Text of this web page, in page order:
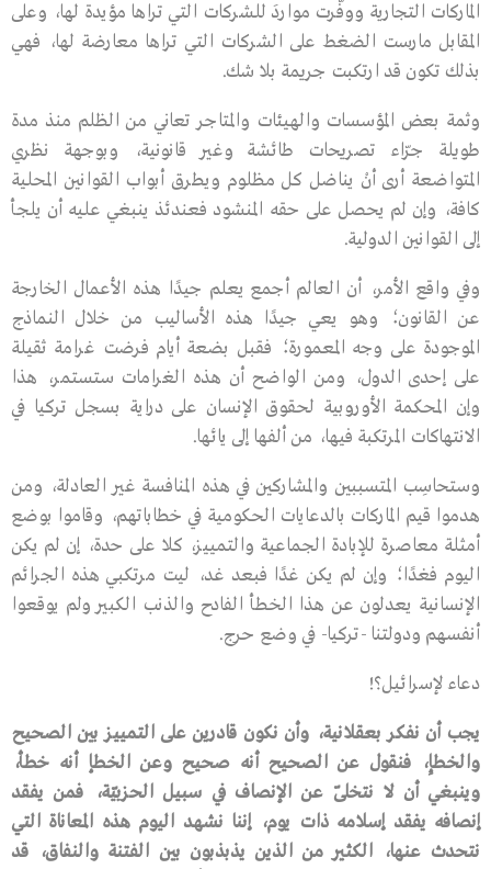
الماركات التجارية ووفَّرت مواردَ للشركات التي تراها مؤيدة لها، وعلى
المقابل مارست الضغط على الشركات التي تراها معارضة لها، فهي
بذلك تكون قد ارتكبت جريمة بلا شك.
وثمة بعض المؤسسات والهيئات والمتاجر تعاني من الظلم منذ مدة
طويلة جرّاء تصريحات طائشة وغير قانونية، وبوجهة نظري
المتواضعة أرى أنْ يناضل كل مظلوم ويطرق أبواب القوانين المحلية
كافة، وإن لم يحصل على حقه المنشود فعندئذ ينبغي عليه أن يلجأ
إلى القوانين الدولية.
وفي واقع الأمر، أن العالم أجمع يعلم جيدًا هذه الأعمال الخارجة
عن القانون؛ وهو يعي جيدًا هذه الأساليب من خلال النماذج
الموجودة على وجه المعمورة؛ فقبل بضعة أيام فرضت غرامة ثقيلة
على إحدى الدول، ومن الواضح أن هذه الغرامات ستستمر، هذا
وإن المحكمة الأوروبية لحقوق الإنسان على دراية بسجل تركيا في
الانتهاكات المرتكبة فيها، من ألفها إلى يائها.
وستحاسِب المتسببين والمشاركين في هذه المنافسة غير العادلة، ومن
هدموا قيم الماركات بالدعايات الحكومية في خطاباتهم، وقاموا بوضع
أمثلة معاصرة للإبادة الجماعية والتمييز، كلا على حدة، إن لم يكن
اليوم فغدًا؛ وإن لم يكن غدًا فبعد غد، ليت مرتكبي هذه الجرائم
الإنسانية يعدلون عن هذا الخطأ الفادح والذنب الكبير ولم يوقعوا
أنفسهم ودولتنا -تركيا- في وضع حرج.
دعاء لإسرائيل؟!
يجب أن نفكر بعقلانية، وأن نكون قادرين على التمييز بين الصحيح
والخطإِ،
فنقول عن الصحيح أنه صحيح وعن الخطإ أنه خطأ،
وينبغي أن لا نتخلّى عن الإنصاف في سبيل الحزبيّة، فمن يفقد
إنصافه يفقد إسلامه ذات يوم، إننا نشهد اليوم هذه المعاناة التي
نتحدث عنها، الكثير من الذين يذبذبون بين الفتنة والنفاق،
قد